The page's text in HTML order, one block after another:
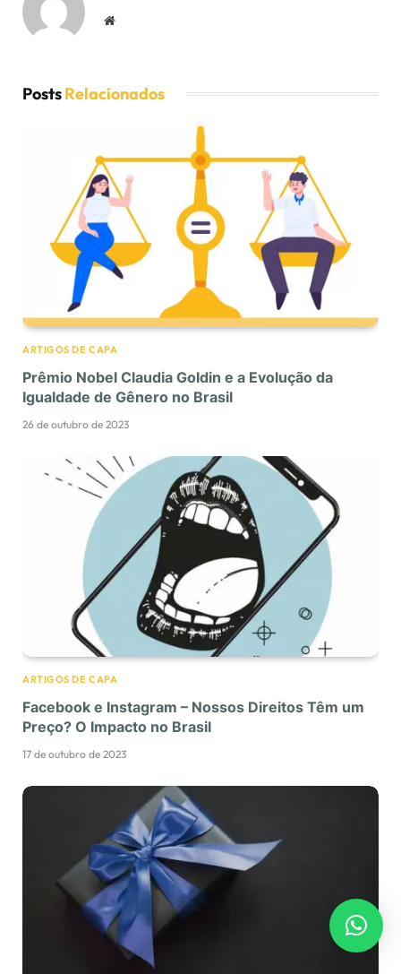
Website
PostsRelacionados
ARTIGOS DE CAPA
Prêmio Nobel Claudia Goldin e a Evolução da
Igualdade de Gênero no Brasil
26 de outubro de 2023
ARTIGOS DE CAPA
Facebook e Instagram – Nossos Direitos Têm um
Preço? O Impacto no Brasil
17 de outubro de 2023